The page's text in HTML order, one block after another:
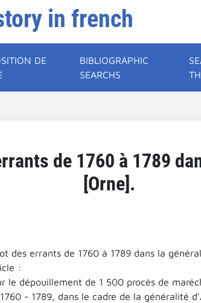
in french
DE
BIBLIOGRAPHIC
SEARCHS
de 1760 à 1789
[Orne].
des errants de 1760 à 1789 dans la
:
le dépouillement de 1 500 procès de
- 1789, dans le cadre de la généralité